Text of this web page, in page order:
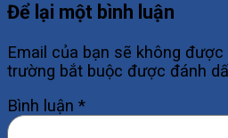
Để lại một bình luận
Email của bạn sẽ không
trường bắt buộc được đánh
Bình luận *